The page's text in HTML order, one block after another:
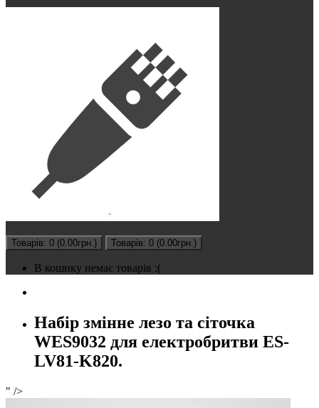
Товарів: 0 (0.00грн.) Товарів: 0 (0.00грн.)
В кошику немає товарів :(
Набір змінне лезо та сіточка
WES9032 для електробритви ES-
LV81-K820.
" />